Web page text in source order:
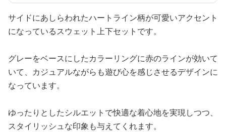
サイドにあしらわれたハートライン柄が可愛いアクセント
になっているスウェット上下セットです。
グレーをベースにしたカラーリングに赤のラインが効いて
いて、カジュアルながらも遊び心を感じさせるデザインに
なっています。
ゆったりとしたシルエットで快適な着心地を実現しつつ、
スタイリッシュな印象も与えてくれます。